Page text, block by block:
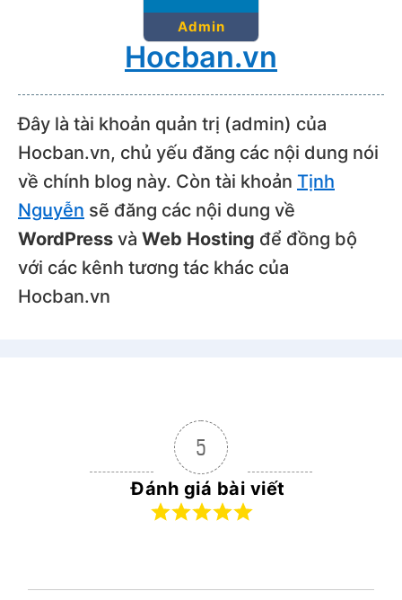
Admin
Hocban.vn
Đây là tài khoản quản trị (admin) của
Hocban.vn, chủ yếu đăng các nội dung nói
về chính blog này. Còn tài khoản Tịnh
Nguyễn sẽ đăng các nội dung về
WordPress và Web Hosting để đồng bộ
với các kênh tương tác khác của
Hocban.vn
5
Đánh giá bài viết